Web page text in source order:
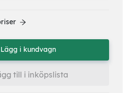
Lägg i kundvagn
till i inköpslista